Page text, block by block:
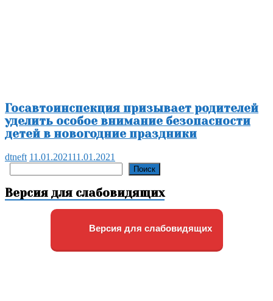
Госавтоинспекция призывает родителей
уделить особое внимание безопасности
детей в новогодние праздники
dtneft 11.01.202111.01.2021
Поиск
Версия для слабовидящих
Версия для слабовидящих